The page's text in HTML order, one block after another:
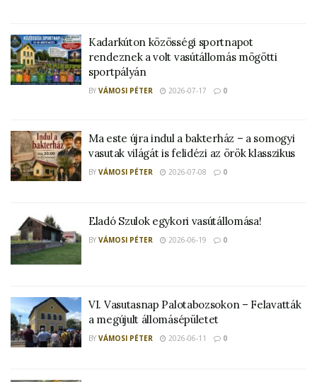
Kadarkúton közösségi sportnapot
rendeznek a volt vasútállomás mögötti
sportpályán
BY VÁMOSI PÉTER 2026-07-17 0
Ma este újra indul a bakterház – a somogyi
vasutak világát is felidézi az örök klasszikus
BY VÁMOSI PÉTER 2026-07-08 0
Eladó Szulok egykori vasútállomása!
BY VÁMOSI PÉTER 2026-06-19 0
VI. Vasutasnap Palotabozsokon – Felavatták
a megújult állomásépületet
BY VÁMOSI PÉTER 2026-06-11 0